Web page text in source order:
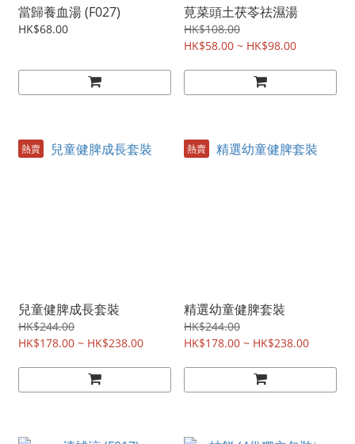
當歸養血湯 (F027)
HK$68.00
莧菜頭土茯苓祛濕湯
HK$108.00
HK$58.00 ~ HK$98.00
熱賣
兒童健脾成長套裝
HK$244.00
HK$178.00 ~ HK$238.00
熱賣
精選幼童健脾套裝
HK$244.00
HK$178.00 ~ HK$238.00